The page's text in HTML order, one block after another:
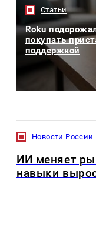
Статьи
Roku
покупать
поддержкой
Новости России
ИИ меняет
навыки